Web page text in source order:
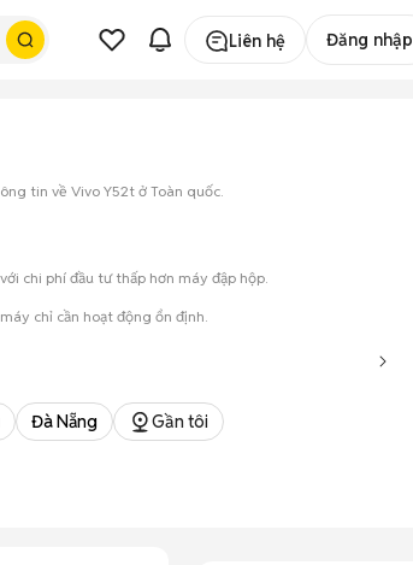
Liên hệ Đăng nhập
tin về Vivo Y52t ở Toàn quốc.
chi phí đầu tư thấp hơn máy đập hộp.
chỉ cần hoạt động ổn định.
sinh.
Đà Nẵng Gần tôi